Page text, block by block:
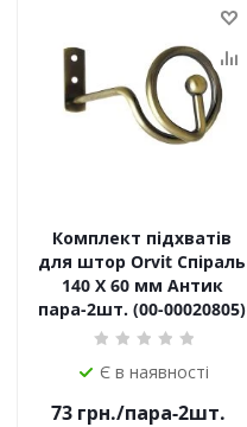
Комплект підхватів
для штор Orvit Спіраль
140 Х 60 мм Антик
пара-2шт. (00-00020805)
Є в наявності
73грн./пара-2шт.